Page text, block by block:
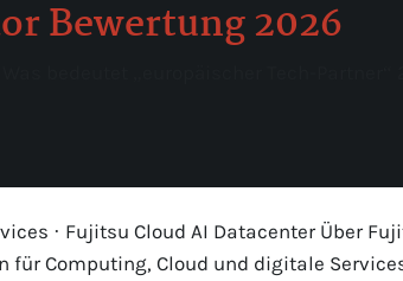
Bewertung 2026
· Fujitsu Cloud AI Datacenter Über
Computing, Cloud und digitale